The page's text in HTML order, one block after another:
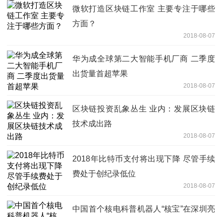
微软打造区块链工作室 主要专注于哪些
方面？
2018-08-07
华为成全球第二大智能手机厂商 二季度
出货量首超苹果
2018-08-07
区块链投资乱象丛生 业内：发展区块链
技术成出路
2018-08-07
2018年比特币支付将出现下降 尽管手续
费处于创纪录低位
2018-08-07
中国首个核电科普机器人“核宝”在深圳亮